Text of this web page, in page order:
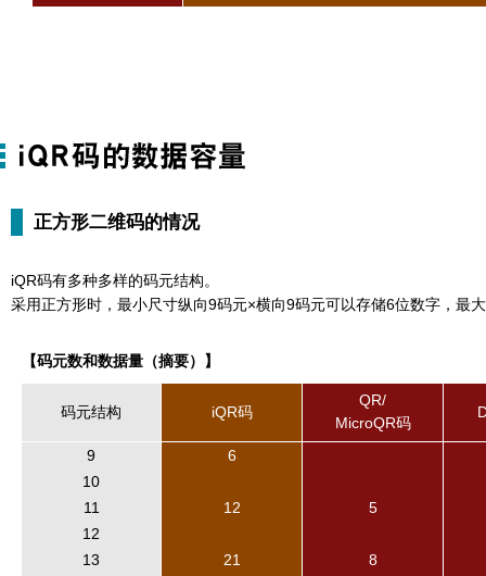
正方形二维码的情况
iQR码有多种多样的码元结构。
采用正方形时，最小尺寸纵向9码元×横向9码元可以存储6位数字，最
【码元数和数据量（摘要）】
码元结构 iQR码
QR/
MicroQR码
9
6
10
11
12
5
12
13
21
8